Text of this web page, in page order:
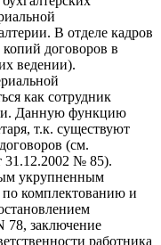
В отделе кадров
договоров в
ведении).
как сотрудник
Данную функцию
т.к. существуют
(см.
31.12.2002 № 85).
укрупненным
комплектованию и
78, заключение
работника